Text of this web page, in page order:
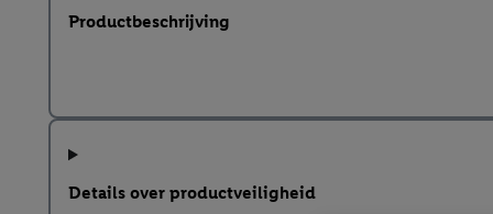
Productbeschrijving
Details over productveiligheid